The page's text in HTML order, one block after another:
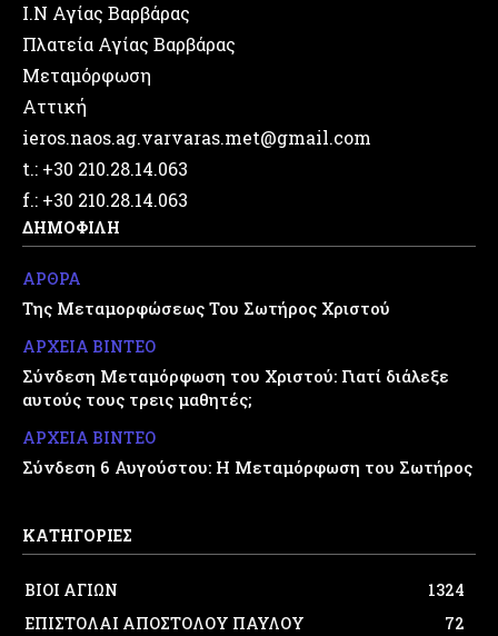
Ι.Ν Αγίας Βαρβάρας
Πλατεία Αγίας Βαρβάρας
Μεταμόρφωση
Αττική
ieros.naos.ag.varvaras.met@gmail.com
t.: +30 210.28.14.063
f.: +30 210.28.14.063
ΔΗΜΟΦΙΛΗ
ΑΡΘΡΑ
Της Μεταμορφώσεως Του Σωτήρος Χριστού
ΑΡΧΕΙΑ ΒΙΝΤΕΟ
Σύνδεση Μεταμόρφωση του Χριστού: Γιατί διάλεξε
αυτούς τους τρεις μαθητές;
ΑΡΧΕΙΑ ΒΙΝΤΕΟ
Σύνδεση 6 Αυγούστου: Η Μεταμόρφωση του Σωτήρος
ΚΑΤΗΓΟΡΙΕΣ
ΒΙΟΙ ΑΓΙΩΝ
1324
ΕΠΙΣΤΟΛΑΙ ΑΠΟΣΤΟΛΟΥ ΠΑΥΛΟΥ
72